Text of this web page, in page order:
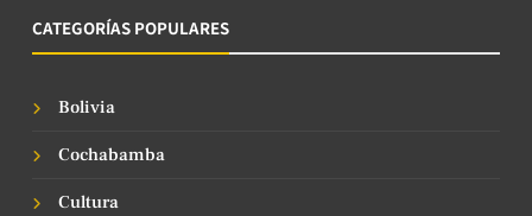
CATEGORÍAS POPULARES
Bolivia
Cochabamba
Cultura